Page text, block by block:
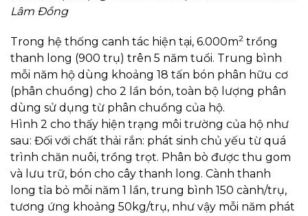
Lâm Đồng
Trong hệ thống canh tác hiện tại, 6.000m2 trồng
thanh long (900 trụ) trên 5 năm tuổi. Trung bình
mỗi năm hộ dùng khoảng 18 tấn bón phân hữu cơ
(phân chuồng) cho 2 lần bón, toàn bộ lượng phân
dùng sử dụng từ phân chuồng của hộ.
Hình 2 cho thấy hiện trạng môi trường của hộ như
sau: Đối với chất thải rắn: phát sinh chủ yếu từ quá
trình chăn nuôi, trồng trọt. Phân bò được thu gom
và lưu trữ, bón cho cây thanh long. Cành thanh
long tỉa bỏ mỗi năm 1 lần, trung bình 150 cành/trụ,
tương ứng khoảng 50kg/trụ, như vậy mỗi năm phát